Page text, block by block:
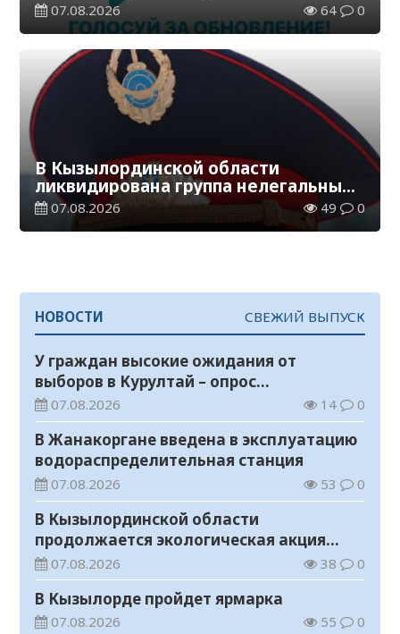
07.08.2026 64 0
В Кызылординской области
ликвидирована группа нелегальных
добытчиков золота
07.08.2026 49 0
НОВОСТИ СВЕЖИЙ ВЫПУСК
У граждан высокие ожидания от
выборов в Курултай – опрос
общественного мнения
07.08.2026 14 0
В Жанакоргане введена в эксплуатацию
водораспределительная станция
07.08.2026 53 0
В Кызылординской области
продолжается экологическая акция
«Таза Қазақстан»
07.08.2026 38 0
В Кызылорде пройдет ярмарка
07.08.2026 55 0